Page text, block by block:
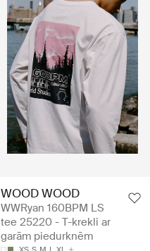
WOOD WOOD
WWRyan 160BPM LS
tee 25220 - T-krekli ar
garām piedurknēm